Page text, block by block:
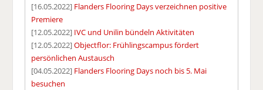
[16.05.2022] Flanders Flooring Days verzeichnen positive
Premiere
[12.05.2022] IVC und Unilin bündeln Aktivitäten
[12.05.2022]Objectflor: Frühlingscampus fördert
persönlichen Austausch
[04.05.2022] Flanders Flooring Days noch bis 5. Mai
besuchen